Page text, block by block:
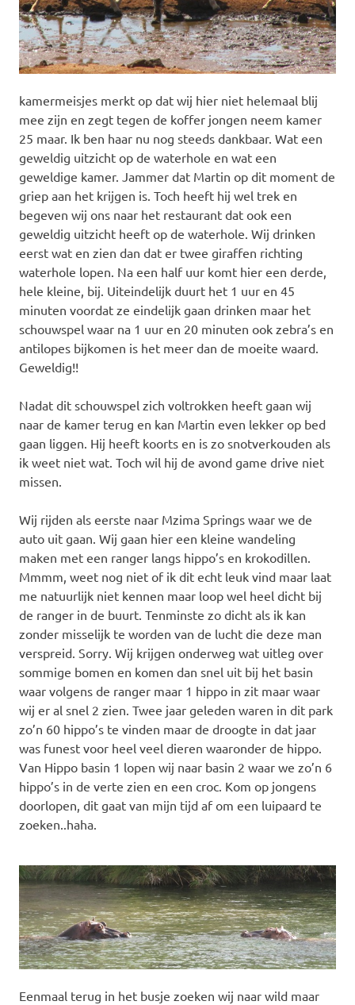
kamermeisjes merkt op dat wij hier niet helemaal blij
mee zijn en zegt tegen de koffer jongen neem kamer
25 maar. Ik ben haar nu nog steeds dankbaar. Wat een
geweldig uitzicht op de waterhole en wat een
geweldige kamer. Jammer dat Martin op dit moment de
griep aan het krijgen is. Toch heeft hij wel trek en
begeven wij ons naar het restaurant dat ook een
geweldig uitzicht heeft op de waterhole. Wij drinken
eerst wat en zien dan dat er twee giraffen richting
waterhole lopen. Na een half uur komt hier een derde,
hele kleine, bij. Uiteindelijk duurt het 1 uur en 45
minuten voordat ze eindelijk gaan drinken maar het
schouwspel waar na 1 uur en 20 minuten ook zebra’s en
antilopes bijkomen is het meer dan de moeite waard.
Geweldig!!
Nadat dit schouwspel zich voltrokken heeft gaan wij
naar de kamer terug en kan Martin even lekker op bed
gaan liggen. Hij heeft koorts en is zo snotverkouden als
ik weet niet wat. Toch wil hij de avond game drive niet
missen.
Wij rijden als eerste naar Mzima Springs waar we de
auto uit gaan. Wij gaan hier een kleine wandeling
maken met een ranger langs hippo’s en krokodillen.
Mmmm, weet nog niet of ik dit echt leuk vind maar laat
me natuurlijk niet kennen maar loop wel heel dicht bij
de ranger in de buurt. Tenminste zo dicht als ik kan
zonder misselijk te worden van de lucht die deze man
verspreid. Sorry. Wij krijgen onderweg wat uitleg over
sommige bomen en komen dan snel uit bij het basin
waar volgens de ranger maar 1 hippo in zit maar waar
wij er al snel 2 zien. Twee jaar geleden waren in dit park
zo’n 60 hippo’s te vinden maar de droogte in dat jaar
was funest voor heel veel dieren waaronder de hippo.
Van Hippo basin 1 lopen wij naar basin 2 waar we zo’n 6
hippo’s in de verte zien en een croc. Kom op jongens
doorlopen, dit gaat van mijn tijd af om een luipaard te
zoeken..haha.
Eenmaal terug in het busje zoeken wij naar wild maar